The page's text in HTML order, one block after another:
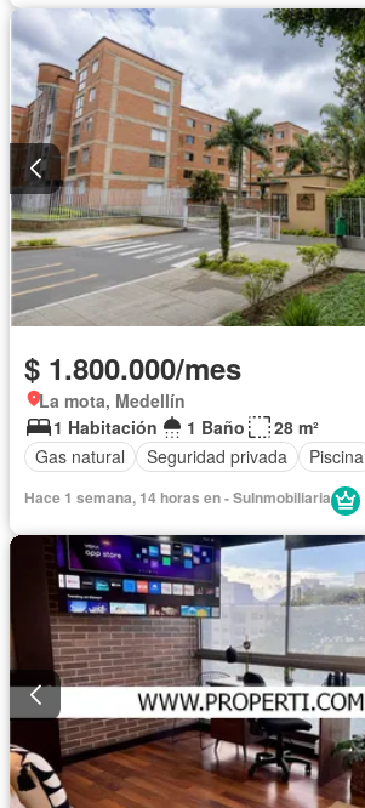
$ 1.800.000/mes
La mota, Medellín
1 Habitación
1 Baño
28 m²
Gas natural
Seguridad privada Piscina
Hace 1 semana, 14 horas en - SuInmobiliaria